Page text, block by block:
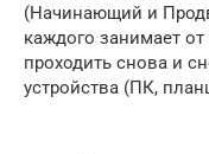
(Начинающий и
каждого занимает
проходить снова и
устройства (ПК,